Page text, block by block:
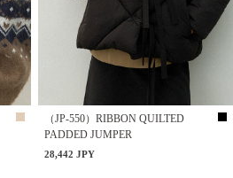
（JP-550）RIBBON QUILTED
PADDED JUMPER
28,442 JPY